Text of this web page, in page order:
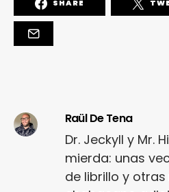
SHARE
Raül De Tena
Dr. Jeckyll y Mr.
mierda: unas
de librillo y